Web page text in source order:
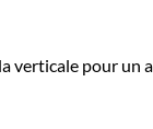
pour un